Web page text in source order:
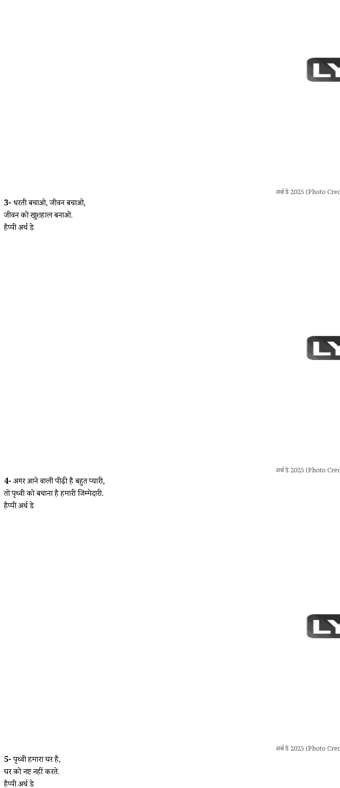
अर्थ डे 2025 (Photo
3- धरती बचाओ, जीवन बचाओ,
जीवन को खुशहाल बनाओ.
हैप्पी अर्थ डे
अर्थ डे 2025 (Photo
4- अगर आने वाली पीढ़ी है बहुत प्यारी,
तो पृथ्वी को बचाना है हमारी जिम्मेदारी.
हैप्पी अर्थ डे
अर्थ डे 2025 (Photo
5-पृथ्वी हमारा घर है,
घर को नष्ट नहीं करते.
हैप्पी अर्थ डे